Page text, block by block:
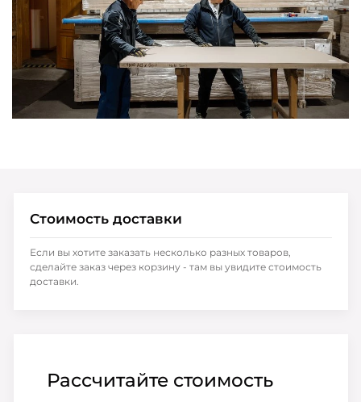
Рассчитайте стоимость
Стоимость доставки
Если вы хотите заказать несколько разных товаров,
сделайте заказ через корзину - там вы увидите стоимость
доставки.